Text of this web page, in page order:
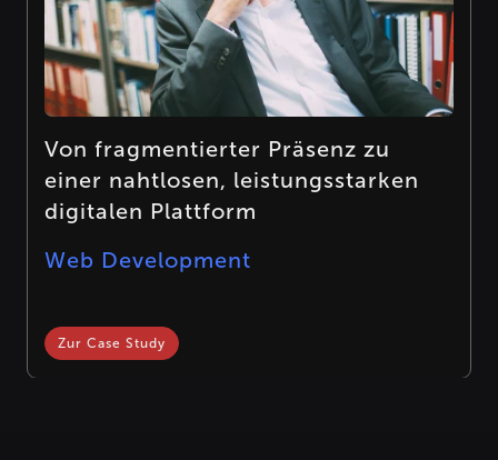
Von fragmentierter Präsenz zu
einer nahtlosen, leistungsstarken
digitalen Plattform
Web Development
Zur Case Study